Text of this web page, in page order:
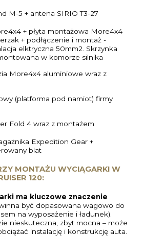
M-5 + antena SIRIO T3-27
+ płyta montażowa More4x4
+ podłączenie i montaż -
elktryczna 50mm2. Skrzynka
w komorze silnika
More4x4 aluminiowe wraz z
(platforma pod namiot) firmy
Fold 4 wraz z montażem
Expedition Gear +
blat
MONTAŻU WYCIĄGARKI W
120:
ma kluczowe znaczenie
być dopasowana wagowo do
na wyposażenie i ładunek).
nieskuteczna, zbyt mocna – może
instalację i konstrukcję auta.